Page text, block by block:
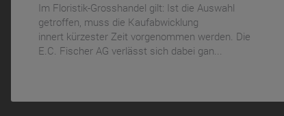
Im Floristik-Grosshandel gilt: Ist die Auswahl
getroffen, muss die Kaufabwicklung
innert kürzester Zeit vorgenommen werden. Die
E.C. Fischer AG verlässt sich dabei gan...